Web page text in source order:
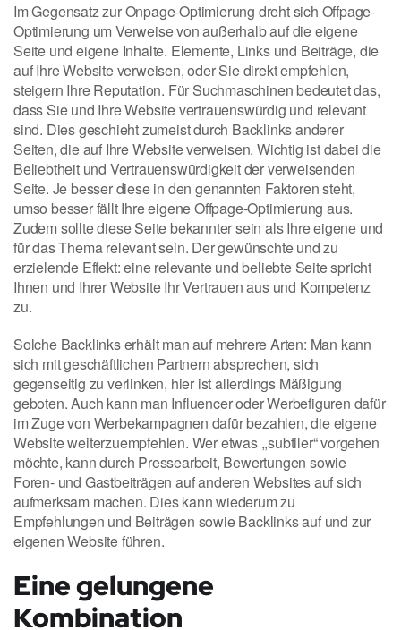
Im Gegensatz zur Onpage-Optimierung dreht sich Offpage-
Optimierung um Verweise von außerhalb auf die eigene
Seite und eigene Inhalte. Elemente, Links und Beiträge, die
auf Ihre Website verweisen, oder Sie direkt empfehlen,
steigern Ihre Reputation. Für Suchmaschinen bedeutet das,
dass Sie und Ihre Website vertrauenswürdig und relevant
sind. Dies geschieht zumeist durch Backlinks anderer
Seiten, die auf Ihre Website verweisen. Wichtig ist dabei die
Beliebtheit und Vertrauenswürdigkeit der verweisenden
Seite. Je besser diese in den genannten Faktoren steht,
umso besser fällt Ihre eigene Offpage-Optimierung aus.
Zudem sollte diese Seite bekannter sein als Ihre eigene und
für das Thema relevant sein. Der gewünschte und zu
erzielende Effekt: eine relevante und beliebte Seite spricht
Ihnen und Ihrer Website Ihr Vertrauen aus und Kompetenz
zu.
Solche Backlinks erhält man auf mehrere Arten: Man kann
sich mit geschäftlichen Partnern absprechen, sich
gegenseitig zu verlinken, hier ist allerdings Mäßigung
geboten. Auch kann man Influencer oder Werbefiguren dafür
im Zuge von Werbekampagnen dafür bezahlen, die eigene
Website weiterzuempfehlen. Wer etwas ,,subtiler“ vorgehen
möchte, kann durch Pressearbeit, Bewertungen sowie
Foren- und Gastbeiträgen auf anderen Websites auf sich
aufmerksam machen. Dies kann wiederum zu
Empfehlungen und Beiträgen sowie Backlinks auf und zur
eigenen Website führen.
Eine gelungene
Kombination